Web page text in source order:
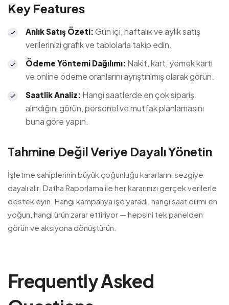
Key Features
Anlık Satış Özeti: Gün içi, haftalık ve aylık satış
verilerinizi grafik ve tablolarla takip edin.
Ödeme Yöntemi Dağılımı: Nakit, kart, yemek kartı
ve online ödeme oranlarını ayrıştırılmış olarak görün.
Saatlik Analiz: Hangi saatlerde en çok sipariş
alındığını görün, personel ve mutfak planlamasını
buna göre yapın.
Tahmine Değil Veriye Dayalı Yönetin
İşletme sahiplerinin büyük çoğunluğu kararlarını sezgiye
dayalı alır. Datha Raporlama ile her kararınızı gerçek verilerle
destekleyin. Hangi kampanya işe yaradı, hangi saat dilimi en
yoğun, hangi ürün zarar ettiriyor — hepsini tek panelden
görün ve aksiyona dönüştürün.
Frequently Asked